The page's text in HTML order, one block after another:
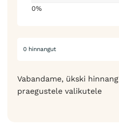
0%
0 hinnangut
Vabandame, ükski
praegustele valikutele